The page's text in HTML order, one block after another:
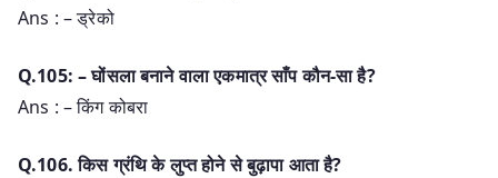
Ans : – ड्रेको
Q.105: – घोंसला बनाने वाला एकमात्र साँप कौन-सा है?
Ans : – किंग कोबरा
Q.106. किस ग्रंथि के लुप्त होने से बुढ़ापा आता है?